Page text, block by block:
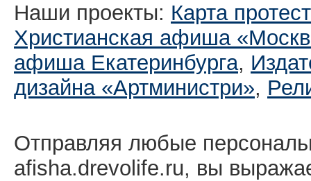
Наши проекты: Карта
Христианская афиша
афиша Екатеринбургa,
дизайна «Артминистри»,
Отправляя любые
afisha.drevolife.ru, вы